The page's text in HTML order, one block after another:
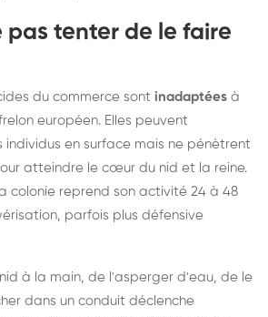
pas tenter de le faire
du commerce sont inadaptées à
européen. Elles peuvent
individus en surface mais ne pénètrent
atteindre le cœur du nid et la reine.
colonie reprend son activité 24 à 48
parfois plus défensive
à la main, de l'asperger d'eau, de le
dans un conduit déclenche